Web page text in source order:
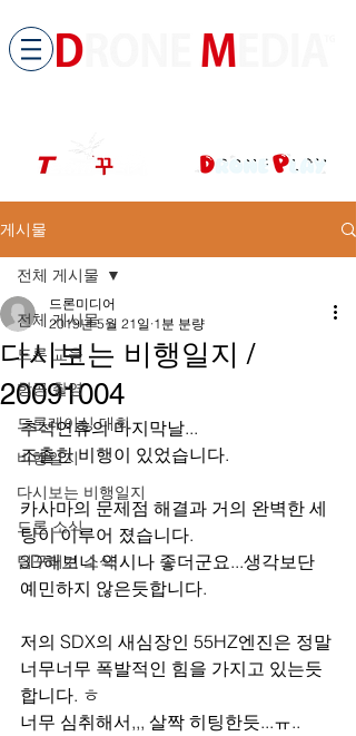
게시물
전체 게시물
드론 교육
항공 촬영
드론레이싱 대회
비행일지
다시보는 비행일지
드론 소식
팀꾸러기 소식
전체 게시물
다시보는 비행일지 /
20091004
드론미디어
2019년 5월 21일 1분 분량
추석연휴의 마지막날...
조촐한 비행이 있었습니다.
카사마의 문제점 해결과 거의 완벽한 세
팅이 이루어 졌습니다.
3D해보니 역시나 좋더군요...생각보단
예민하지 않은듯합니다.
저의 SDX의 새심장인 55HZ엔진은 정말
너무너무 폭발적인 힘을 가지고 있는듯
합니다. ㅎ
너무 심취해서,,, 살짝 히팅한듯...ㅠ..